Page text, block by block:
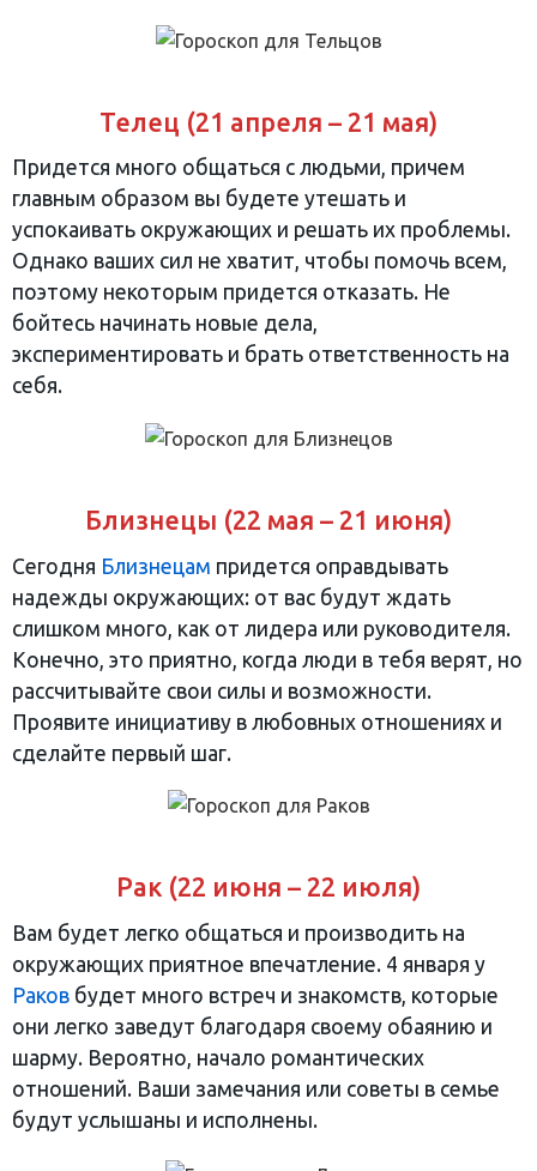
Телец (21 апреля – 21 мая)
Придется много общаться с людьми, причем
главным образом вы будете утешать и
успокаивать окружающих и решать их проблемы.
Однако ваших сил не хватит, чтобы помочь всем,
поэтому некоторым придется отказать. Не
бойтесь начинать новые дела,
экспериментировать и брать ответственность на
себя.
Близнецы (22 мая – 21 июня)
Сегодня Близнецам придется оправдывать
надежды окружающих: от вас будут ждать
слишком много, как от лидера или руководителя.
Конечно, это приятно, когда люди в тебя верят, но
рассчитывайте свои силы и возможности.
Проявите инициативу в любовных отношениях и
сделайте первый шаг.
Рак (22 июня – 22 июля)
Вам будет легко общаться и производить на
окружающих приятное впечатление. 4 января у
Раков будет много встреч и знакомств, которые
они легко заведут благодаря своему обаянию и
шарму. Вероятно, начало романтических
отношений. Ваши замечания или советы в семье
будут услышаны и исполнены.